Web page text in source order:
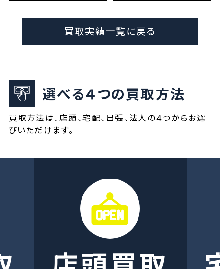
買取実績一覧に戻る
選べる４つの買取方法
買取方法は、店頭、宅配、出張、法人の４つからお選
びいただけます。